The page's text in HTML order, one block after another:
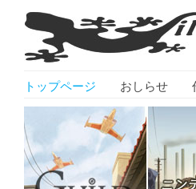
トップページ おしらせ